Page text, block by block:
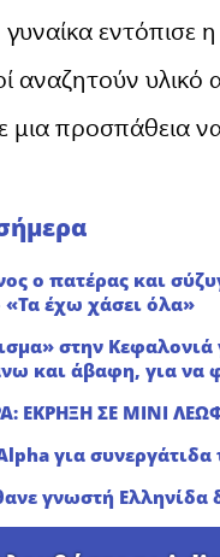
γυναίκα εντόπισε
αναζητούν υλικό
μια προσπάθεια
ο πατέρας και
«Τα έχω χάσει όλα»
στην Κεφαλονιά
και άβαφη, για να
ΕΚΡΗΞΗ ΣΕ ΜΙΝΙ
για συνεργάτιδα
γνωστή Ελληνίδα